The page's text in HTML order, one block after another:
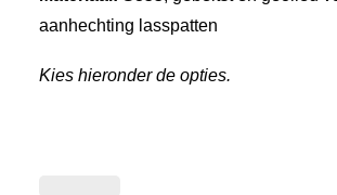
aanhechting lasspatten
Kies hieronder de opties.